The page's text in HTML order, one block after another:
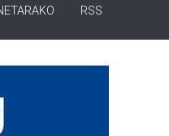
RSS